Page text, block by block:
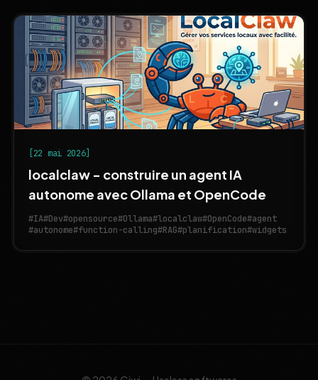
[22 mai 2026]
localclaw - construire un agent IA
autonome avec Ollama et OpenCode
#IA#Dev#opensource#Ollama#localclaw#OpenCode#agent
#autonome#function-calling#RAG#planification#widgets